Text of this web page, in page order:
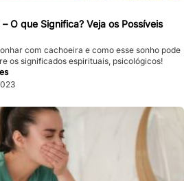
O que Significa? Veja os Possíveis
com cachoeira e como esse sonho pode
os significados espirituais, psicológicos!